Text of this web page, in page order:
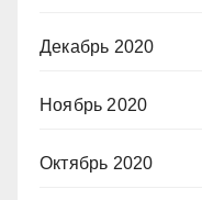
Декабрь 2020
Ноябрь 2020
Октябрь 2020